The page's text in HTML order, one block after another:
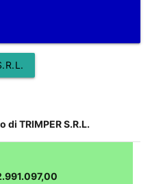
di TRIMPER S.R.L.